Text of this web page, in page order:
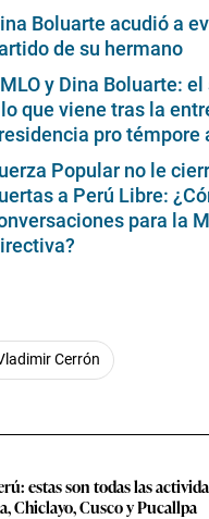
Boluarte acudió a
de su hermano
y Dina Boluarte:
que viene tras la
pro témpore
Popular no le
a Perú Libre:
para la
Cerrón
estas son todas las
Chiclayo, Cusco y Pucallpa